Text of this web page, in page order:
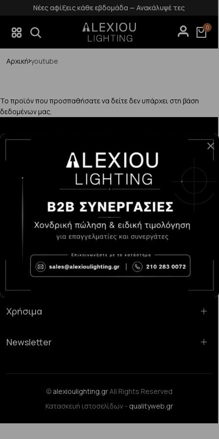
Νέες αφίξεις κάθε εβδομάδα — Ανακάλυψέ τες
0
Αρχική youtube
Το προϊόν που προσπαθήσατε να δείτε δεν υπάρχει στη βάση
δεδομένων μας.
Κατάστημα Χαλάνδρι:Σαρανταπόρου 55, 15232, Χαλάνδρι
sales@alexioulighting.gr
210 283 0072
6983123181
Χρήσιμα
Newsletter
© alexioulighting.grAll Rights Reserved
Κατασκευή ιστοσελίδων - qualityweb.gr